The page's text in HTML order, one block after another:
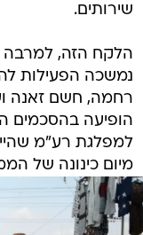
שירותים.
הלקח הזה, למרבה
נמשכה הפעילות
רחמה, חשם זאנה
הופיעה בהסכמים
מיום כינונה של